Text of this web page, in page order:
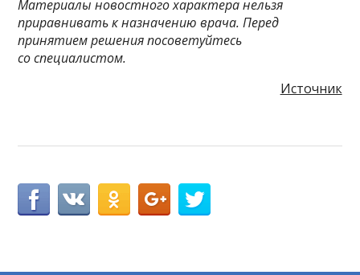
Материалы новостного характера нельзя
приравнивать к назначению врача. Перед
принятием решения посоветуйтесь
со специалистом.
Источник